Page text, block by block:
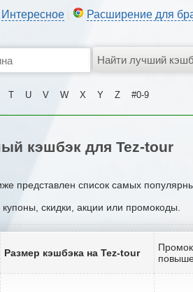
Интересное Расширение для
T U V W X Y Z #0-9
кэшбэк для Tez-tour
представлен список самых
скидки, акции или промокоды.
Размер кэшбэка на Tez-tour